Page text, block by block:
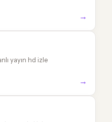
→
yayın hd izle
→